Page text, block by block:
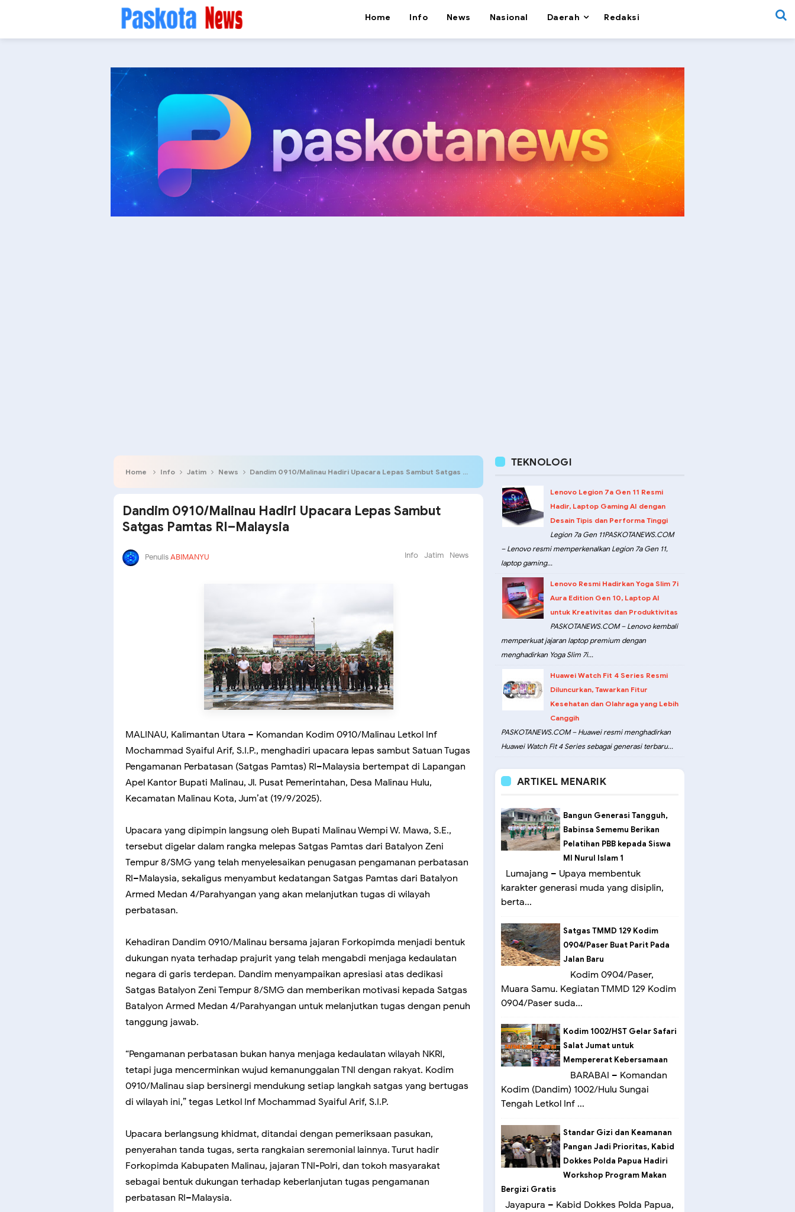
Home Info News Nasional Daerah Redaksi
Home Info Jatim News Dandim 0910/Malinau Hadiri Upacara Lepas Sambut Satgas Pamtas RI–Malaysia
Dandim 0910/Malinau Hadiri Upacara Lepas Sambut
Satgas Pamtas RI–Malaysia
PenulisABIMANYU Info Jatim News
MALINAU, Kalimantan Utara – Komandan Kodim 0910/Malinau Letkol Inf
Mochammad Syaiful Arif, S.I.P., menghadiri upacara lepas sambut Satuan Tugas
Pengamanan Perbatasan (Satgas Pamtas) RI–Malaysia bertempat di Lapangan
Apel Kantor Bupati Malinau, Jl. Pusat Pemerintahan, Desa Malinau Hulu,
Kecamatan Malinau Kota, Jum’at (19/9/2025).
Upacara yang dipimpin langsung oleh Bupati Malinau Wempi W. Mawa, S.E.,
tersebut digelar dalam rangka melepas Satgas Pamtas dari Batalyon Zeni
Tempur 8/SMG yang telah menyelesaikan penugasan pengamanan perbatasan
RI–Malaysia, sekaligus menyambut kedatangan Satgas Pamtas dari Batalyon
Armed Medan 4/Parahyangan yang akan melanjutkan tugas di wilayah
perbatasan.
Kehadiran Dandim 0910/Malinau bersama jajaran Forkopimda menjadi bentuk
dukungan nyata terhadap prajurit yang telah mengabdi menjaga kedaulatan
negara di garis terdepan. Dandim menyampaikan apresiasi atas dedikasi
Satgas Batalyon Zeni Tempur 8/SMG dan memberikan motivasi kepada Satgas
Batalyon Armed Medan 4/Parahyangan untuk melanjutkan tugas dengan penuh
tanggung jawab.
“Pengamanan perbatasan bukan hanya menjaga kedaulatan wilayah NKRI,
tetapi juga mencerminkan wujud kemanunggalan TNI dengan rakyat. Kodim
0910/Malinau siap bersinergi mendukung setiap langkah satgas yang bertugas
di wilayah ini,” tegas Letkol Inf Mochammad Syaiful Arif, S.I.P.
Upacara berlangsung khidmat, ditandai dengan pemeriksaan pasukan,
penyerahan tanda tugas, serta rangkaian seremonial lainnya. Turut hadir
Forkopimda Kabupaten Malinau, jajaran TNI-Polri, dan tokoh masyarakat
sebagai bentuk dukungan terhadap keberlanjutan tugas pengamanan
perbatasan RI–Malaysia.
TEKNOLOGI
Lenovo Legion 7a Gen 11 Resmi
Hadir, Laptop Gaming AI dengan
Desain Tipis dan Performa Tinggi
Legion 7a Gen 11PASKOTANEWS.COM
– Lenovo resmi memperkenalkan Legion 7a Gen 11,
laptop gaming...
Lenovo Resmi Hadirkan Yoga Slim 7i
Aura Edition Gen 10, Laptop AI
untuk Kreativitas dan Produktivitas
PASKOTANEWS.COM – Lenovo kembali
memperkuat jajaran laptop premium dengan
menghadirkan Yoga Slim 7i...
Huawei Watch Fit 4 Series Resmi
Diluncurkan, Tawarkan Fitur
Kesehatan dan Olahraga yang Lebih
Canggih
PASKOTANEWS.COM – Huawei resmi menghadirkan
Huawei Watch Fit 4 Series sebagai generasi terbaru...
ARTIKEL MENARIK
Bangun Generasi Tangguh,
Babinsa Sememu Berikan
Pelatihan PBB kepada Siswa
MI Nurul Islam 1
Lumajang – Upaya membentuk
karakter generasi muda yang disiplin,
berta...
Satgas TMMD 129 Kodim
0904/Paser Buat Parit Pada
Jalan Baru
Kodim 0904/Paser,
Muara Samu. Kegiatan TMMD 129 Kodim
0904/Paser suda...
Kodim 1002/HST Gelar Safari
Salat Jumat untuk
Mempererat Kebersamaan
BARABAI – Komandan
Kodim (Dandim) 1002/Hulu Sungai
Tengah Letkol Inf ...
Standar Gizi dan Keamanan
Pangan Jadi Prioritas, Kabid
Dokkes Polda Papua Hadiri
Workshop Program Makan
Bergizi Gratis
Jayapura – Kabid Dokkes Polda Papua,